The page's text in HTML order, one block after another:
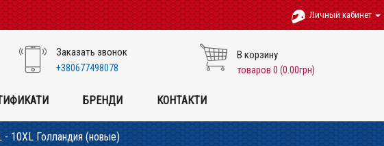
Личный кабинет
Заказать звонок
+380677498078
В корзину
товаров 0 (0.00грн)
БРЕНДИ КОНТАКТИ
10XL Голландия (новые)